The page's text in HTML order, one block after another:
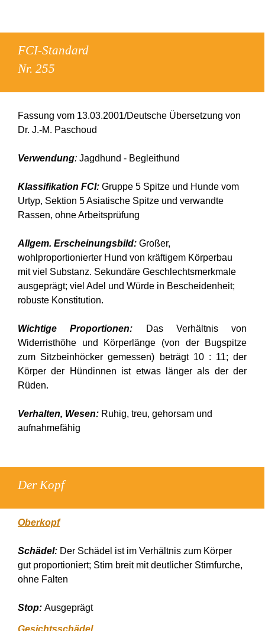
FCI-Standard
Nr. 255
Fassung vom 13.03.2001/Deutsche Übersetzung von
Dr. J.-M. Paschoud
Verwendung: Jagdhund - Begleithund
Klassifikation FCI: Gruppe 5 Spitze und Hunde vom
Urtyp, Sektion 5 Asiatische Spitze und verwandte
Rassen, ohne Arbeitsprüfung
Allgem. Erscheinungsbild: Großer,
wohlproportionierter Hund von kräftigem Körperbau
mit viel Substanz. Sekundäre Geschlechtsmerkmale
ausgeprägt; viel Adel und Würde in Bescheidenheit;
robuste Konstitution.
Wichtige Proportionen:
Das Verhältnis von
Widerristhöhe und Körperlänge (von der Bugspitze
zum Sitzbeinhöcker gemessen) beträgt 10 : 11; der
Körper der Hündinnen ist etwas länger als der der
Rüden.
Verhalten, Wesen: Ruhig, treu, gehorsam und
aufnahmefähig
Der Kopf
Oberkopf
Schädel: Der Schädel ist im Verhältnis zum Körper
gut proportioniert; Stirn breit mit deutlicher Stirnfurche,
ohne Falten
Stop: Ausgeprägt